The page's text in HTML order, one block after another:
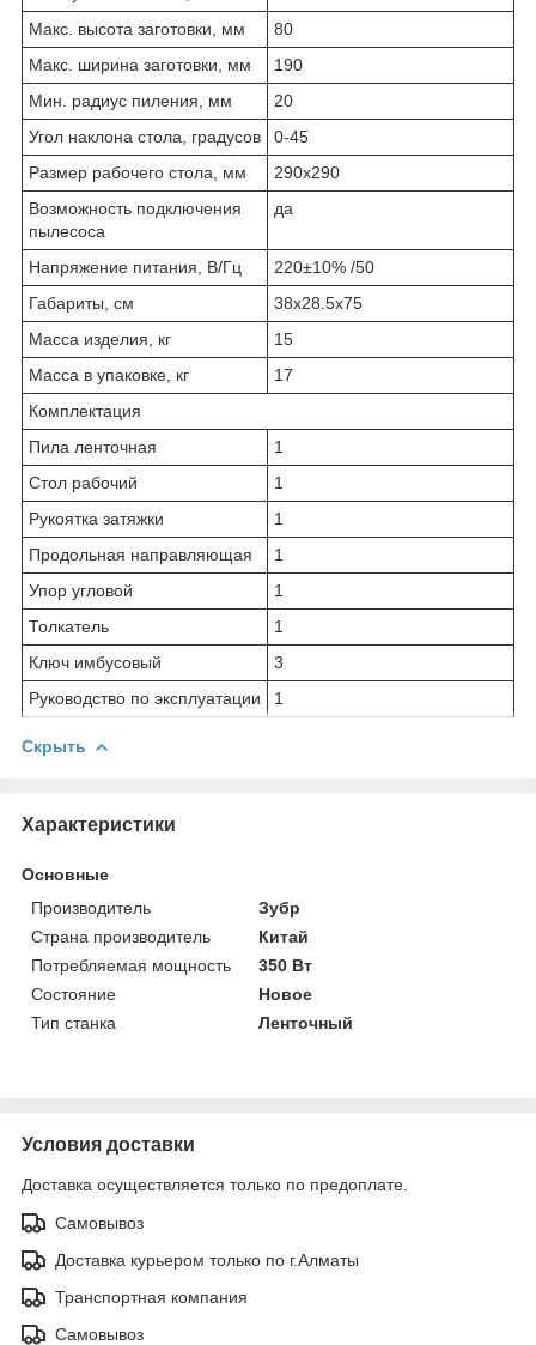
Макс. высота заготовки, мм
80
Макс. ширина заготовки, мм
190
Мин. радиус пиления, мм
20
Угол наклона стола, градусов
0-45
Размер рабочего стола, мм
290х290
Возможность подключения
пылесоса
да
Напряжение питания, В/Гц
220±10% /50
Габариты, см
38х28.5х75
Масса изделия, кг
15
Масса в упаковке, кг
17
Комплектация
Пила ленточная
1
Стол рабочий
1
Рукоятка затяжки
1
Продольная направляющая
1
Упор угловой
1
Толкатель
1
Ключ имбусовый
3
Руководство по эксплуатации
1
Скрыть
Характеристики
Основные
Производитель
Зубр
Страна производитель
Китай
Потребляемая мощность
350 Вт
Состояние
Новое
Тип станка
Ленточный
Условия доставки
Доставка осуществляется только по предоплате.
Самовывоз
Доставка курьером только по г.Алматы
Транспортная компания
Самовывоз